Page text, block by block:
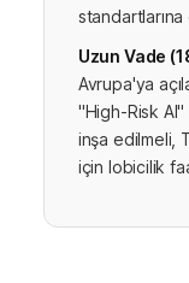
standartlarına
Uzun Vade
Avrupa'ya
"High-Risk
inşa edilmeli,
için lobicilik